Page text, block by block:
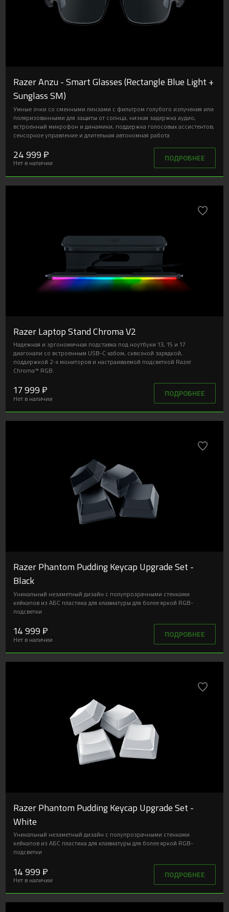
Razer Anzu - Smart Glasses (Rectangle Blue Light +
Sunglass SM)
Умные очки со сменными линзами с фильтром голубого излучения или
поляризованными для защиты от солнца, низкая задержка аудио,
встроенный микрофон и динамики, поддержка голосовых ассистентов,
сенсорное управление и длительная автономная работа
24 999 ₽
Нет в наличии
ПОДРОБНЕЕ
Razer Laptop Stand Chroma V2
Надежная и эргономичная подставка под ноутбуки 13, 15 и 17
диагонали со встроенным USB-C хабом, сквозной зарядкой,
поддержкой 2-х мониторов и настраиваемой подсветкой Razer
Chroma™ RGB.
17 999 ₽
Нет в наличии
ПОДРОБНЕЕ
Razer Phantom Pudding Keycap Upgrade Set -
Black
Уникальный незаметный дизайн с полупрозрачными стенками
кейкапов из АБС пластика для клавиатуры для более яркой RGB-
подсветки
14 999 ₽
Нет в наличии
ПОДРОБНЕЕ
Razer Phantom Pudding Keycap Upgrade Set -
White
Уникальный незаметный дизайн с полупрозрачными стенками
кейкапов из АБС пластика для клавиатуры для более яркой RGB-
подсветки
14 999 ₽
Нет в наличии
ПОДРОБНЕЕ